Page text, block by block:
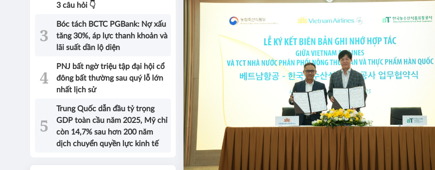
3 câu hỏi 👇
Bóc tách BCTC PGBank: Nợ xấu
tăng 30%, áp lực thanh khoản và
lãi suất dần lộ diện
PNJ bất ngờ triệu tập đại hội cổ
đông bất thường sau quý lỗ lớn
nhất lịch sử
Trung Quốc dẫn đầu tỷ trọng
GDP toàn cầu năm 2025, Mỹ chỉ
còn 14,7% sau hơn 200 năm
dịch chuyển quyền lực kinh tế